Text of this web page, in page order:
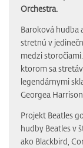
Orchestra.
Baroková hudba
stretnú v
medzi
ktorom sa
legendárnymi
Georgea
Projekt Beatles
hudby Beatles v
ako Blackbird,